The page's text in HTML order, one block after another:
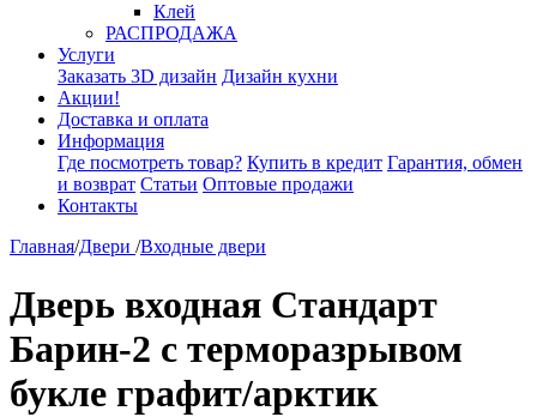
Клей
РАСПРОДАЖА
Услуги
Заказать 3D дизайн Дизайн кухни
Акции!
Доставка и оплата
Информация
Где посмотреть товар? Купить в кредит Гарантия, обмен
и возврат Статьи Оптовые продажи
Контакты
Главная/Двери /Входные двери
Дверь входная Стандарт
Барин-2 с терморазрывом
букле графит/арктик